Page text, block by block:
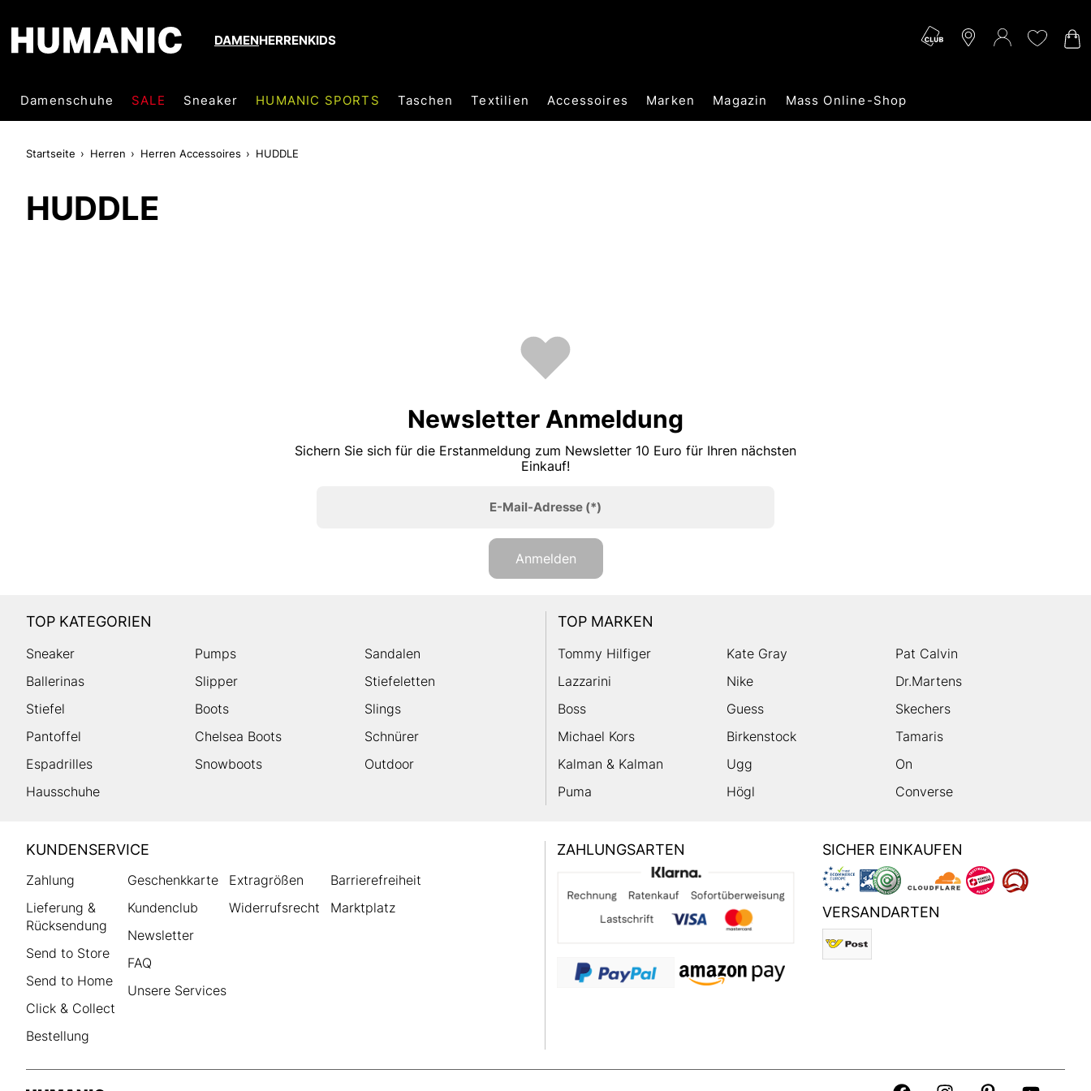
DAMENHERRENKIDS
Damenschuhe SALE Sneaker HUMANIC SPORTS Taschen Textilien Accessoires Marken Magazin Mass Online-Shop
Startseite Herren Herren Accessoires HUDDLE
HUDDLE
Newsletter Anmeldung
Sichern Sie sich für die Erstanmeldung zum Newsletter 10 Euro für Ihren nächsten
Einkauf!
E-Mail-Adresse(*)
Anmelden
TOP KATEGORIEN
Sneaker Pumps
Sandalen
Ballerinas
Slipper
Stiefeletten
Stiefel
Boots
Slings
Pantoffel
Chelsea Boots
Schnürer
Espadrilles
Snowboots
Outdoor
Hausschuhe
TOP MARKEN
Tommy Hilfiger Kate Gray
Pat Calvin
Lazzarini
Nike
Dr.Martens
Boss
Guess
Skechers
Michael Kors
Birkenstock
Tamaris
Kalman & Kalman
Ugg
On
Puma
Högl Converse
HUMANIC
Footer
KUNDENSERVICE
Zahlung
Lieferung &
Rücksendung
Send to Store
Send to Home
Click & Collect
Bestellung
Geschenkkarte
Kundenclub
Newsletter
FAQ
Unsere Services
Extragrößen
Widerrufsrecht
Barrierefreiheit
Marktplatz
ZAHLUNGSARTEN SICHER EINKAUFEN
VERSANDARTEN